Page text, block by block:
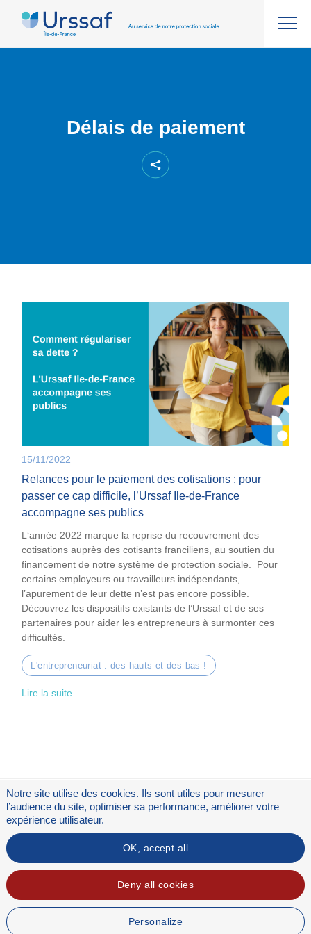
Délais de paiement
15/11/2022
Relances pour le paiement des cotisations : pour
passer ce cap difficile, l’Urssaf Ile-de-France
accompagne ses publics
L‘année 2022 marque la reprise du recouvrement des
cotisations auprès des cotisants franciliens, au soutien du
financement de notre système de protection sociale. Pour
certains employeurs ou travailleurs indépendants,
l’apurement de leur dette n’est pas encore possible.
Découvrez les dispositifs existants de l’Urssaf et de ses
partenaires pour aider les entrepreneurs à surmonter ces
difficultés.
L'entrepreneuriat : des hauts et des bas !
Lire la suite
Flux RSS
Notre site utilise des cookies. Ils sont utiles pour mesurer
l’audience du site, optimiser sa performance, améliorer votre
expérience utilisateur.
OK, accept all
Deny all cookies
Personalize